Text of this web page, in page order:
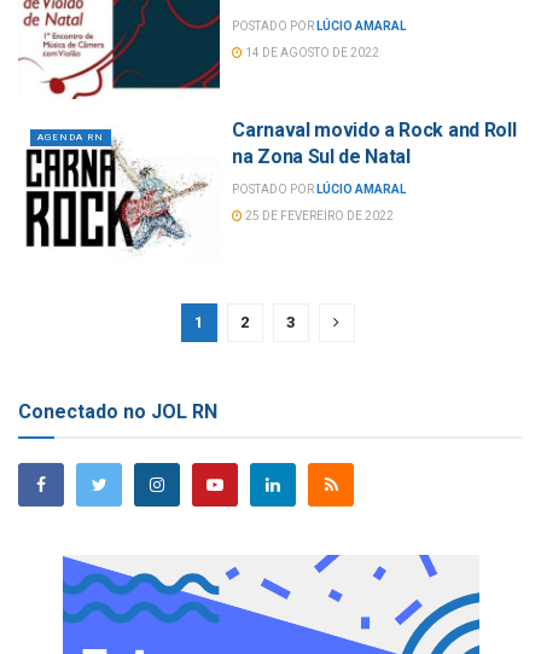
POSTADO POR LÚCIO AMARAL
14 DE AGOSTO DE 2022
AGENDA RN
Carnaval movido a Rock and Roll
na Zona Sul de Natal
POSTADO POR LÚCIO AMARAL
25 DE FEVEREIRO DE 2022
1 2 3
Conectado no JOL RN